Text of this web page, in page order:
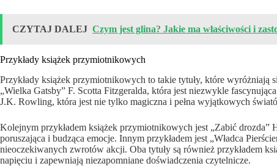
CZYTAJ DALEJ Czym jest glina? Jakie ma właściwości i
Przykłady książek przymiotnikowych
Przykłady książek przymiotnikowych to takie tytuły, które wyróżniają
„Wielka Gatsby” F. Scotta Fitzgeralda, która jest niezwykle
J.K. Rowling, która jest nie tylko magiczna i pełna wyjątkowych
Kolejnym przykładem książek przymiotnikowych jest „Zabić drozda”
poruszająca i budząca emocje. Innym przykładem jest „Władca
nieoczekiwanych zwrotów akcji. Oba tytuły są również przykładem
napięciu i zapewniają niezapomniane doświadczenia czytelnicze.